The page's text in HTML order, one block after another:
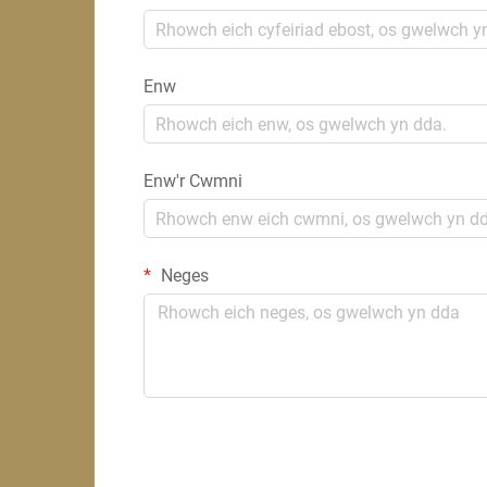
Enw
Enw'r Cwmni
Neges